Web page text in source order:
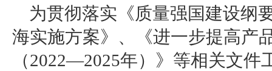
为贯彻落实《质量强国建设纲
海实施方案》、《进一步提高产
（2022—2025年）》等相关文